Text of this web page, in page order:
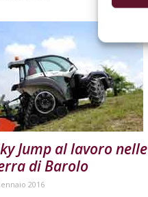
Jump al lavoro nelle
di Barolo
2016